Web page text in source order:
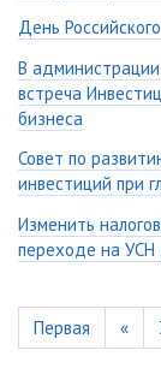
День
В
встреча
бизнеса
Совет по
инвестиций при
Изменить
переходе на
Первая «